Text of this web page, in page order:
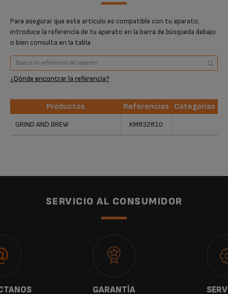
Para asegurar que este artículo es compatible con tu aparato,
introduce la referencia de tu aparato en la barra de búsqueda debajo
o bien consulta en la tabla
¿Dónde encontrar la referencia?
Productos Referencias
Categorias
GRIND AND BREW KM832810
SERVICIO AL CONSUMIDOR
GARANTÍA